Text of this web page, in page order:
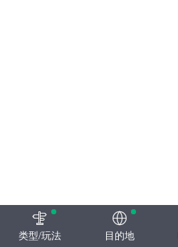
类型/玩法 目的地